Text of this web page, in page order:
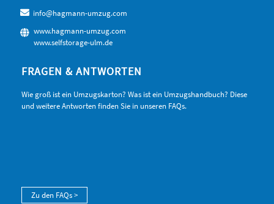
info@hagmann-umzug.com
www.hagmann-umzug.com
www.selfstorage-ulm.de
FRAGEN & ANTWORTEN
Wie groß ist ein Umzugskarton? Was ist ein Umzugshandbuch? Diese
und weitere Antworten finden Sie in unseren FAQs.
Zu den FAQs >